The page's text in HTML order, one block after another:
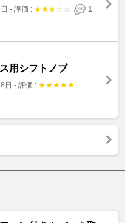
- 評価 : ★★★ ☆ ☆ 1
用シフトノブ
日 - 評価 : ★★★★★